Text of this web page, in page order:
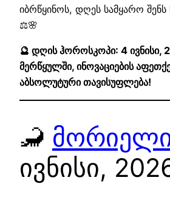
იბრწყინოს, დღეს სამყარო შენს
⚖️🌸
🔮 დღის ჰოროსკოპი: 4 ივნისი,
მერწყულში, ინოვაციების
აბსოლუტური თავისუფლება!
🦂
ივნისი,